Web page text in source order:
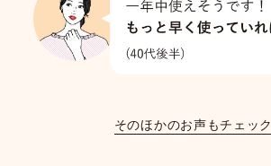
そのほかのお声もチェック